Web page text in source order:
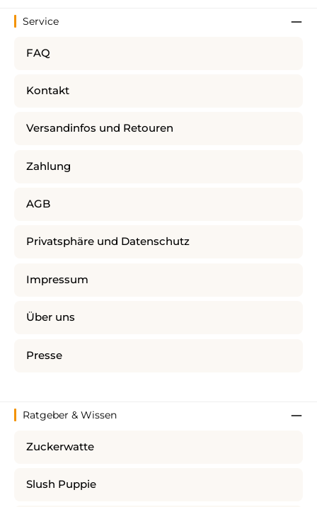
Service
FAQ
Kontakt
Versandinfos und Retouren
Zahlung
AGB
Privatsphäre und Datenschutz
Impressum
Über uns
Presse
Ratgeber & Wissen
Zuckerwatte
Slush Puppie